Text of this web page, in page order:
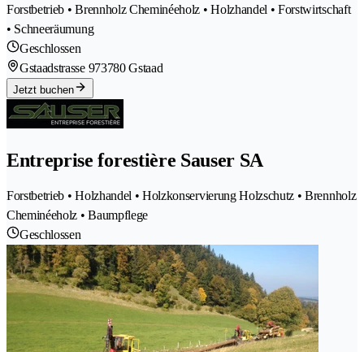
Forstbetrieb • Brennholz Cheminéeholz • Holzhandel • Forstwirtschaft
• Schneeräumung
Geschlossen
Gstaadstrasse 973780 Gstaad
Jetzt buchen
Entreprise forestière Sauser SA
Forstbetrieb • Holzhandel • Holzkonservierung Holzschutz • Brennholz
Cheminéeholz • Baumpflege
Geschlossen